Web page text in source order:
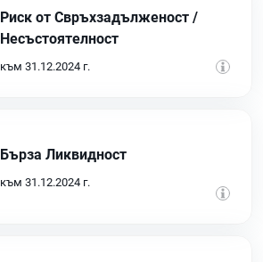
Риск от Свръхзадълженост /
Несъстоятелност
към 31.12.2024 г.
Бърза Ликвидност
към 31.12.2024 г.